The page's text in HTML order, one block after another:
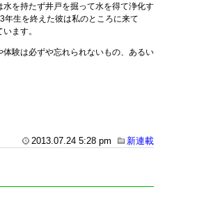
を持たず井戸を掘って水を得て浄化す
生を終えた彼は私のところに来て
ます。
験は必ずや忘れられないもの、あるい
2013.07.24 5:28 pm 新連載